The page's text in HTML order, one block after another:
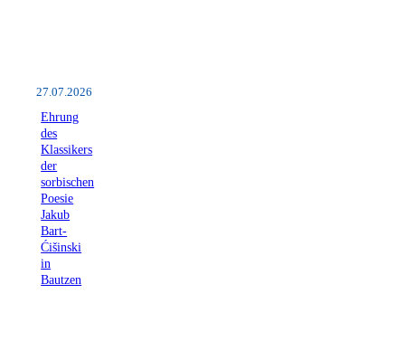
27.07.2026
Ehrung
des
Klassikers
der
sorbischen
Poesie
Jakub
Bart-
Ćišinski
in
Bautzen